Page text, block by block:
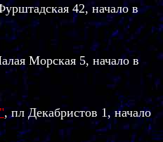
42, начало в
Морская 5, начало в
, пл Декабристов 1, начало